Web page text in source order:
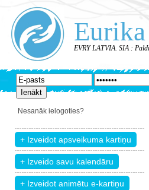
EVRY LATVIA. SIA :
Nesanāk ielogoties?